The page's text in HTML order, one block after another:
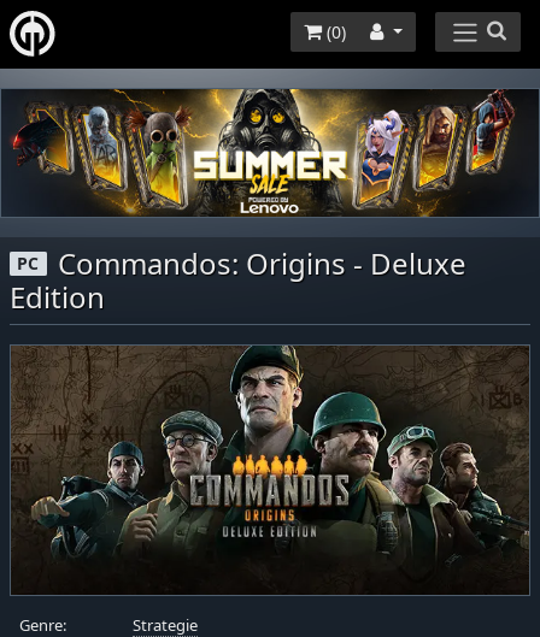
(0)
PC
Commandos: Origins - Deluxe
Edition
Genre:
Strategie